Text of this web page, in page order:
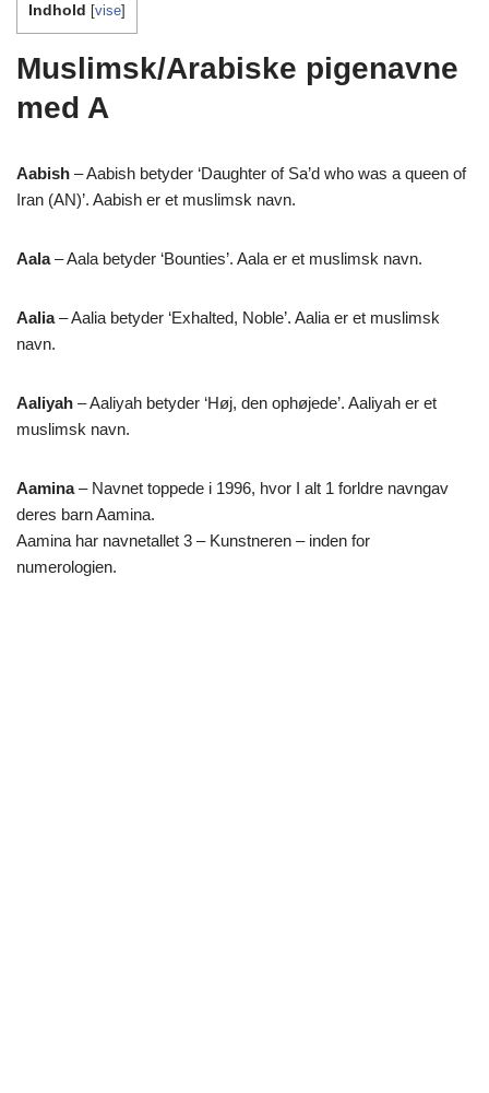
Indhold [vise]
Muslimsk/Arabiske pigenavne
med A
Aabish – Aabish betyder ‘Daughter of Sa’d who was a queen of
Iran (AN)’. Aabish er et muslimsk navn.
Aala– Aala betyder ‘Bounties’. Aala er et muslimsk navn.
Aalia– Aalia betyder ‘Exhalted, Noble’. Aalia er et muslimsk
navn.
Aaliyah – Aaliyah betyder ‘Høj, den ophøjede’. Aaliyah er et
muslimsk navn.
Aamina– Navnet toppede i 1996, hvor I alt 1 forldre navngav
deres barn Aamina.
Aamina har navnetallet 3 – Kunstneren – inden for
numerologien.